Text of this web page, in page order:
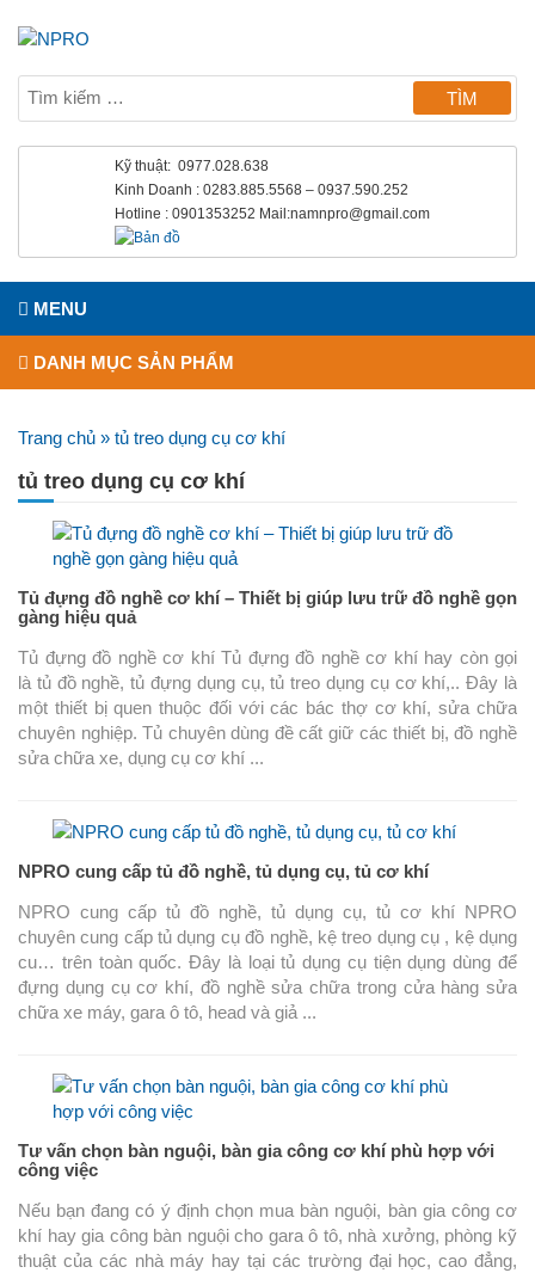
Kỹ thuật: 0977.028.638
Kinh Doanh : 0283.885.5568 – 0937.590.252
Hotline : 0901353252 Mail:namnpro@gmail.com
MENU
DANH MỤC SẢN PHẨM
Trang chủ » tủ treo dụng cụ cơ khí
tủ treo dụng cụ cơ khí
Tủ đựng đồ nghề cơ khí – Thiết bị giúp lưu trữ đồ nghề gọn
gàng hiệu quả
Tủ đựng đồ nghề cơ khí Tủ đựng đồ nghề cơ khí hay còn gọi
là tủ đồ nghề, tủ đựng dụng cụ, tủ treo dụng cụ cơ khí,.. Đây là
một thiết bị quen thuộc đối với các bác thợ cơ khí, sửa chữa
chuyên nghiệp. Tủ chuyên dùng đề cất giữ các thiết bị, đồ nghề
sửa chữa xe, dụng cụ cơ khí ...
NPRO cung cấp tủ đồ nghề, tủ dụng cụ, tủ cơ khí
NPRO cung cấp tủ đồ nghề, tủ dụng cụ, tủ cơ khí NPRO
chuyên cung cấp tủ dụng cụ đồ nghề, kệ treo dụng cụ , kệ dụng
cu… trên toàn quốc. Đây là loại tủ dụng cụ tiện dụng dùng để
đựng dụng cụ cơ khí, đồ nghề sửa chữa trong cửa hàng sửa
chữa xe máy, gara ô tô, head và giả ...
Tư vấn chọn bàn nguội, bàn gia công cơ khí phù hợp với
công việc
Nếu bạn đang có ý định chọn mua bàn nguội, bàn gia công cơ
khí hay gia công bàn nguội cho gara ô tô, nhà xưởng, phòng kỹ
thuật của các nhà máy hay tại các trường đại học, cao đẳng,